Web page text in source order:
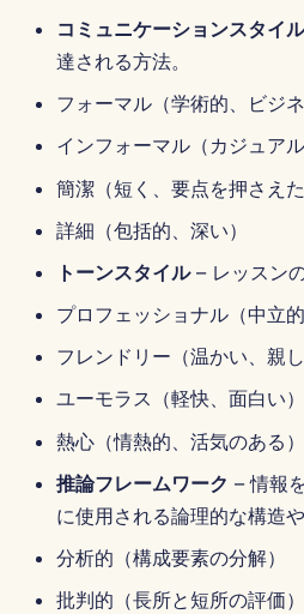
2025年6月27日
2025年6月20日
2025年6月6日
2025年5月30日
2025年5月16日
2025年5月9日
2025年5月2日
2025年4月25日
コミュニケーションスタイル
達される方法。
フォーマル（学術的、ビジネ
インフォーマル（カジュアル
簡潔（短く、要点を押さえた
詳細（包括的、深い）
トーンスタイル– レッスン
プロフェッショナル（中立的
フレンドリー（温かい、親し
ユーモラス（軽快、面白い）
熱心（情熱的、活気のある）
推論フレームワーク – 情報
に使用される論理的な構造や
分析的（構成要素の分解）
批判的（長所と短所の評価）